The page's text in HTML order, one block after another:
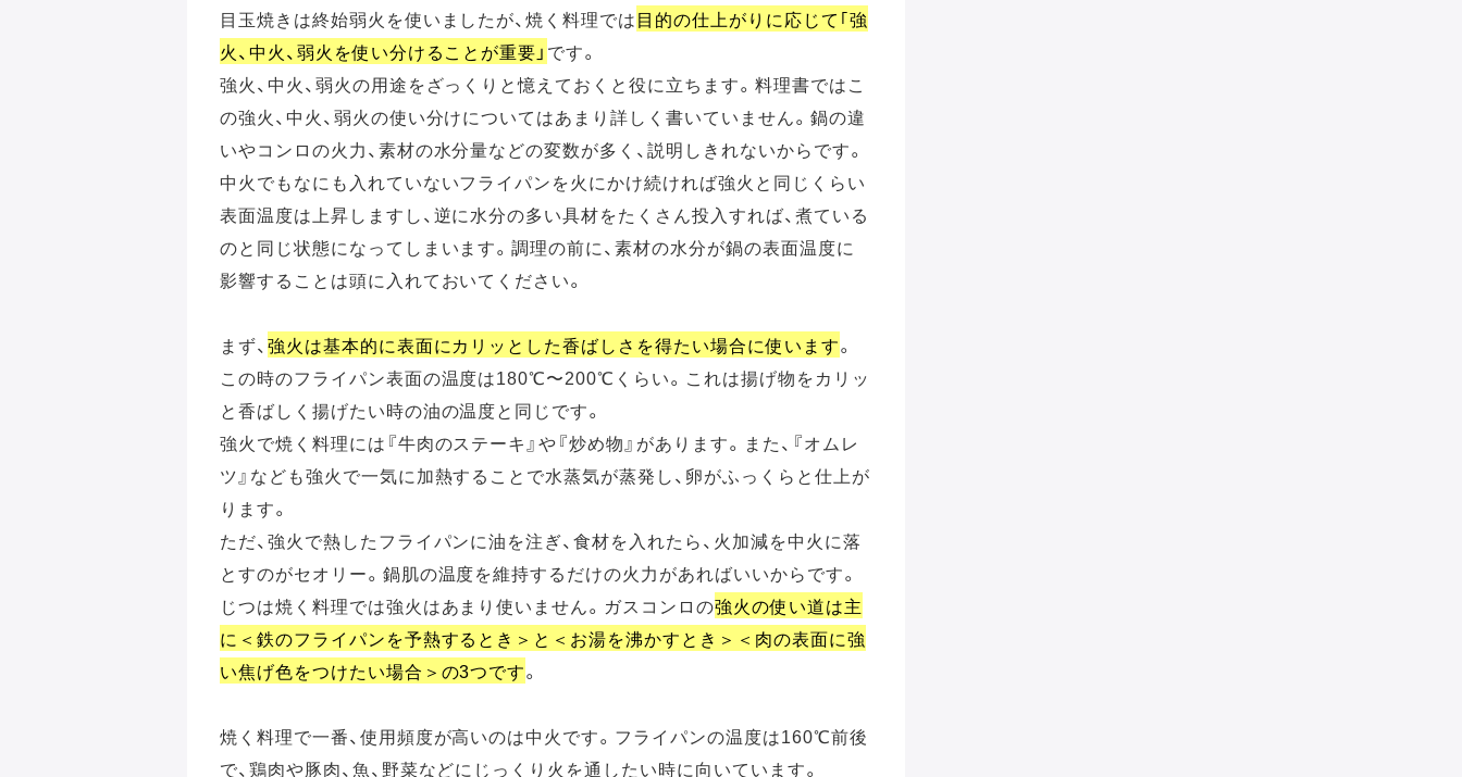
目玉焼きは終始弱火を使いましたが、焼く料理では目的の仕上がりに応じて｢強
火、中火、弱火を使い分けることが重要」 です。
強火、中火、弱火の用途をざっくりと憶えておくと役に立ちます。料理書ではこ
の強火、中火、弱火の使い分けについてはあまり詳しく書いていません。鍋の違
いやコンロの火力、素材の水分量などの変数が多く、説明しきれないからです。
中火でもなにも入れていないフライパンを火にかけ続ければ強火と同じくらい
表面温度は上昇しますし、逆に水分の多い具材をたくさん投入すれば、煮ている
のと同じ状態になってしまいます。調理の前に、素材の水分が鍋の表面温度に
影響することは頭に入れておいてください。
まず、 強火は基本的に表面にカリッとした香ばしさを得たい場合に使います。
この時のフライパン表面の温度は180℃〜200℃くらい。これは揚げ物をカリッ
と香ばしく揚げたい時の油の温度と同じです。
強火で焼く料理には『牛肉のステーキ』や『炒め物』があります。また、『オムレ
ツ』なども強火で一気に加熱することで水蒸気が蒸発し、卵がふっくらと仕上が
ります。
ただ、強火で熱したフライパンに油を注ぎ、食材を入れたら、火加減を中火に落
とすのがセオリー。鍋肌の温度を維持するだけの火力があればいいからです。
じつは焼く料理では強火はあまり使いません。ガスコンロの強火の使い道は主
に＜鉄のフライパンを予熱するとき＞と＜お湯を沸かすとき＞＜肉の表面に強
い焦げ色をつけたい場合＞の3つです。
焼く料理で一番、使用頻度が高いのは中火です。フライパンの温度は160℃前後
で、鶏肉や豚肉、魚、野菜などにじっくり火を通したい時に向いています。